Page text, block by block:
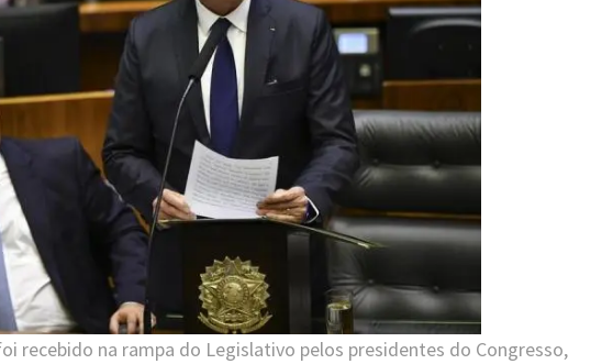
recebido na rampa do Legislativo pelos presidentes do Congresso,